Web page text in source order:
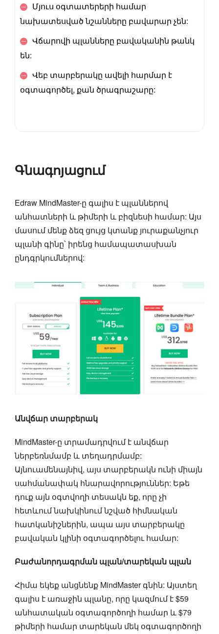
Մյուս օգտատերերի համար
նախատեսված նշանները բավարար չեն:
Վճարովի պլանները բավականին թանկ
են:
Վեբ տարբերակը ավելի հարմար է
օգտագործել, քան ծրագրաշարը:
Գնագոյացում
Edraw MindMaster-ը գալիս է պլաններով
անհատների և թիմերի և բիզնեսի համար: Այս
մասում մենք ձեզ ցույց կտանք յուրաքանչյուր
պլանի գինը՝ իրենց համապատասխան
ընդգրկումներով:
Անվճար տարբերակ
MindMaster-ը տրամադրվում է անվճար
ներբեռնմամբ և տեղադրմամբ:
Այնուամենայնիվ, այս տարբերակն ունի միայն
սահմանափակ հնարավորություններ: Եթե
դուք այն օգտվողի տեսակն եք, որը չի
հետևում նախկինում նշված հիմնական
հատկանիշներին, ապա այս տարբերակը
բավական կլինի օգտագործելու համար:
Բաժանորդագրման պլան/տարեկան պլան
Հիմա եկեք անցնենք MindMaster գնին: Այստեղ
գալիս է առաջին պլանը, որը կազմում է $59
անհատական օգտագործողի համար և $79
թիմերի համար տարեկան մեկ օգտագործողի